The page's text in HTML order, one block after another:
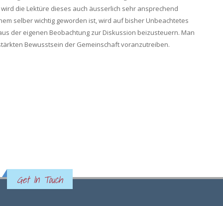
die Lektüre dieses auch äusserlich sehr ansprechend
selber wichtig geworden ist, wird auf bisher Unbeachtetes
der eigenen Beobachtung zur Diskussion beizusteuern. Man
Bewusstsein der Gemeinschaft voranzutreiben.
Get In Touch